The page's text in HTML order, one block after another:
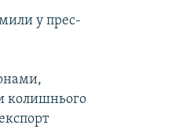
у прес-
колишнього